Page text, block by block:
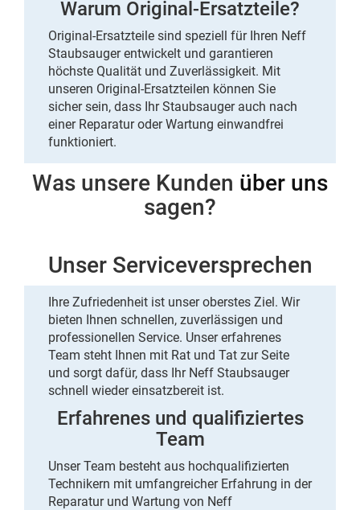
Warum Original-Ersatzteile?
Original-Ersatzteile sind speziell für Ihren Neff
Staubsauger entwickelt und garantieren
höchste Qualität und Zuverlässigkeit. Mit
unseren Original-Ersatzteilen können Sie
sicher sein, dass Ihr Staubsauger auch nach
einer Reparatur oder Wartung einwandfrei
funktioniert.
Was unsere Kunden über uns
sagen?
Unser Serviceversprechen
Ihre Zufriedenheit ist unser oberstes Ziel. Wir
bieten Ihnen schnellen, zuverlässigen und
professionellen Service. Unser erfahrenes
Team steht Ihnen mit Rat und Tat zur Seite
und sorgt dafür, dass Ihr Neff Staubsauger
schnell wieder einsatzbereit ist.
Erfahrenes und qualifiziertes
Team
Unser Team besteht aus hochqualifizierten
Technikern mit umfangreicher Erfahrung in der
Reparatur und Wartung von Neff